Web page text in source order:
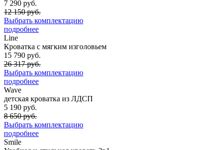
7 290 руб.
12 150 руб.
Выбрать комплектацию
подробнее
Line
Кроватка с мягким изголовьем
15 790 руб.
26 317 руб.
Выбрать комплектацию
подробнее
Wave
детская кроватка из ЛДСП
5 190 руб.
8 650 руб.
Выбрать комплектацию
подробнее
Smile